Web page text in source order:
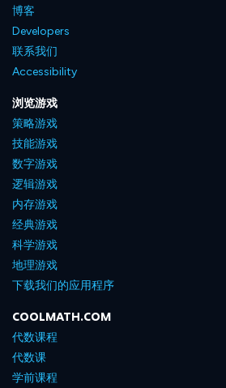
博客
Developers
联系我们
Accessibility
浏览游戏
策略游戏
技能游戏
数字游戏
逻辑游戏
内存游戏
经典游戏
科学游戏
地理游戏
下载我们的应用程序
COOLMATH.COM
代数课程
代数课
学前课程